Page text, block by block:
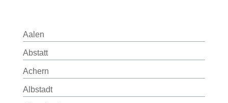
Aalen
Abstatt
Achern
Albstadt